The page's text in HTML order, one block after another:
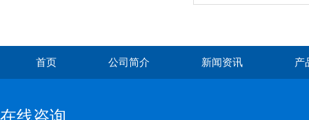
首页 公司简介 新闻资讯 产
在线咨询